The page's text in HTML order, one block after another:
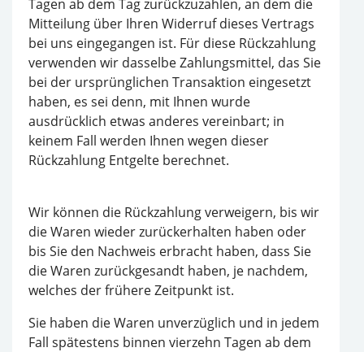
Tagen ab dem Tag zurückzuzahlen, an dem die
Mitteilung über Ihren Widerruf dieses Vertrags
bei uns eingegangen ist. Für diese Rückzahlung
verwenden wir dasselbe Zahlungsmittel, das Sie
bei der ursprünglichen Transaktion eingesetzt
haben, es sei denn, mit Ihnen wurde
ausdrücklich etwas anderes vereinbart; in
keinem Fall werden Ihnen wegen dieser
Rückzahlung Entgelte berechnet.
Wir können die Rückzahlung verweigern, bis wir
die Waren wieder zurückerhalten haben oder
bis Sie den Nachweis erbracht haben, dass Sie
die Waren zurückgesandt haben, je nachdem,
welches der frühere Zeitpunkt ist.
Sie haben die Waren unverzüglich und in jedem
Fall spätestens binnen vierzehn Tagen ab dem